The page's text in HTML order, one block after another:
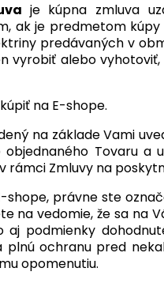
je kúpna zmluva
ak je predmetom
predávaných v
vyrobiť alebo
na E-shope.
na základe Vami
Tovaru
rámci Zmluvy na
právne ste
na vedomie, že sa na
aj podmienky
plnú ochranu pred
opomenutiu.